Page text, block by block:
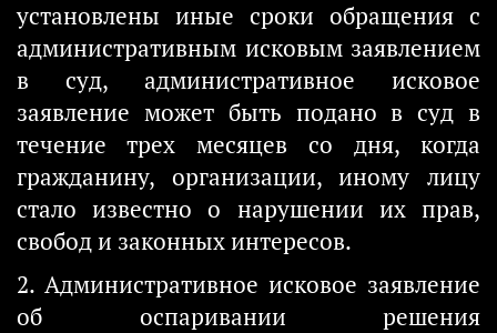
установлены иные сроки обращения с
административным исковым заявлением
в суд, административное исковое
заявление может быть подано в суд в
течение трех месяцев со дня, когда
гражданину, организации, иному лицу
стало известно о нарушении их прав,
свобод и законных интересов.
2. Административное исковое заявление
об оспаривании решения